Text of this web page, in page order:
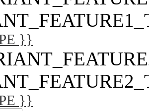
}}
}}